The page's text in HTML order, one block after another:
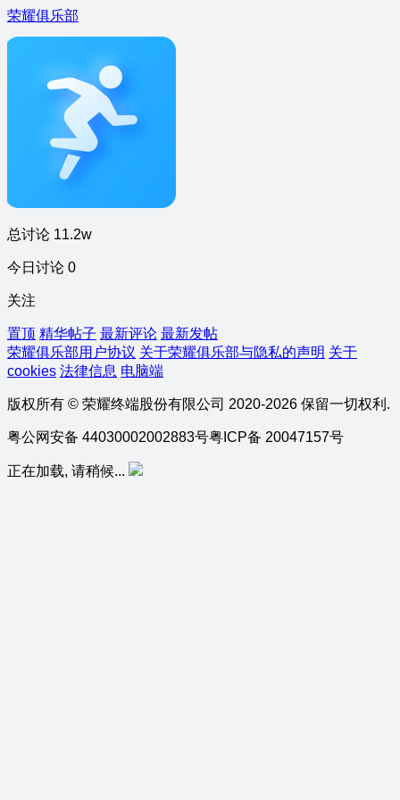
荣耀俱乐部
总讨论 11.2w
今日讨论 0
关注
置顶 精华帖子 最新评论 最新发帖
荣耀俱乐部用户协议 关于荣耀俱乐部与隐私的声明 关于
cookies 法律信息 电脑端
版权所有 © 荣耀终端股份有限公司 2020-2026 保留一切权利.
粤公网安备 44030002002883号粤ICP备 20047157号
正在加载, 请稍候...